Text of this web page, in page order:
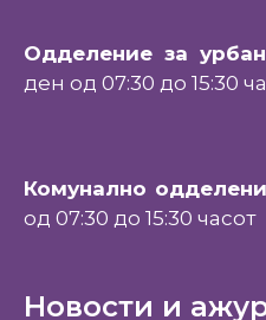
Одделение за
ден од 07:30 до 15:30
Комунално
од 07:30 до 15:30 часот
Новости и